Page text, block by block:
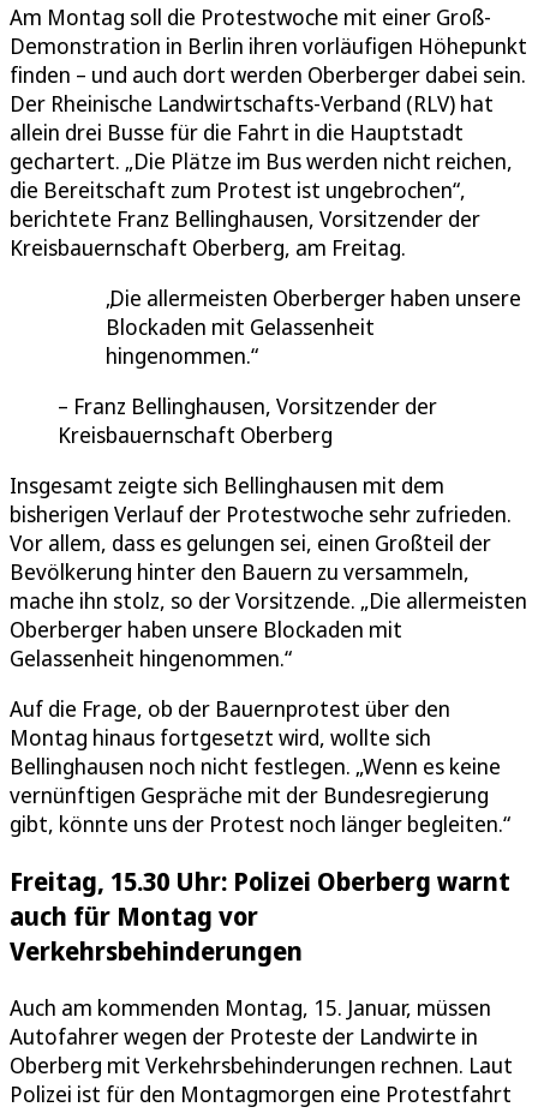
Am Montag soll die Protestwoche mit einer Groß-
Demonstration in Berlin ihren vorläufigen Höhepunkt
finden – und auch dort werden Oberberger dabei sein.
Der Rheinische Landwirtschafts-Verband (RLV) hat
allein drei Busse für die Fahrt in die Hauptstadt
gechartert. „Die Plätze im Bus werden nicht reichen,
die Bereitschaft zum Protest ist ungebrochen“,
berichtete Franz Bellinghausen, Vorsitzender der
Kreisbauernschaft Oberberg, am Freitag.
Die allermeisten Oberberger haben unsere
Blockaden mit Gelassenheit
hingenommen.
Franz Bellinghausen, Vorsitzender der
Kreisbauernschaft Oberberg
Insgesamt zeigte sich Bellinghausen mit dem
bisherigen Verlauf der Protestwoche sehr zufrieden.
Vor allem, dass es gelungen sei, einen Großteil der
Bevölkerung hinter den Bauern zu versammeln,
mache ihn stolz, so der Vorsitzende. „Die allermeisten
Oberberger haben unsere Blockaden mit
Gelassenheit hingenommen.“
Auf die Frage, ob der Bauernprotest über den
Montag hinaus fortgesetzt wird, wollte sich
Bellinghausen noch nicht festlegen. „Wenn es keine
vernünftigen Gespräche mit der Bundesregierung
gibt, könnte uns der Protest noch länger begleiten.“
Freitag, 15.30 Uhr: Polizei Oberberg warnt
auch für Montag vor
Verkehrsbehinderungen
Auch am kommenden Montag, 15. Januar, müssen
Autofahrer wegen der Proteste der Landwirte in
Oberberg mit Verkehrsbehinderungen rechnen. Laut
Polizei ist für den Montagmorgen eine Protestfahrt